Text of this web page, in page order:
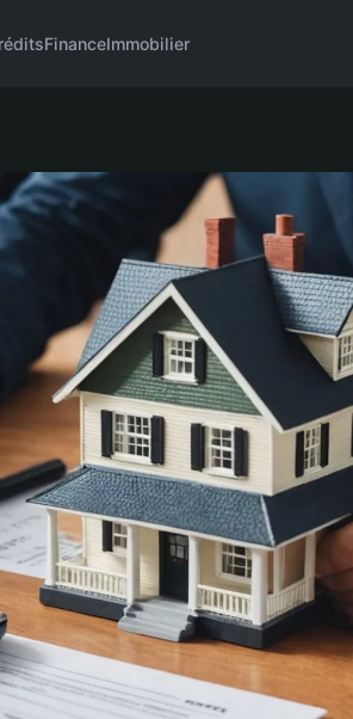
FinanceImmobilier